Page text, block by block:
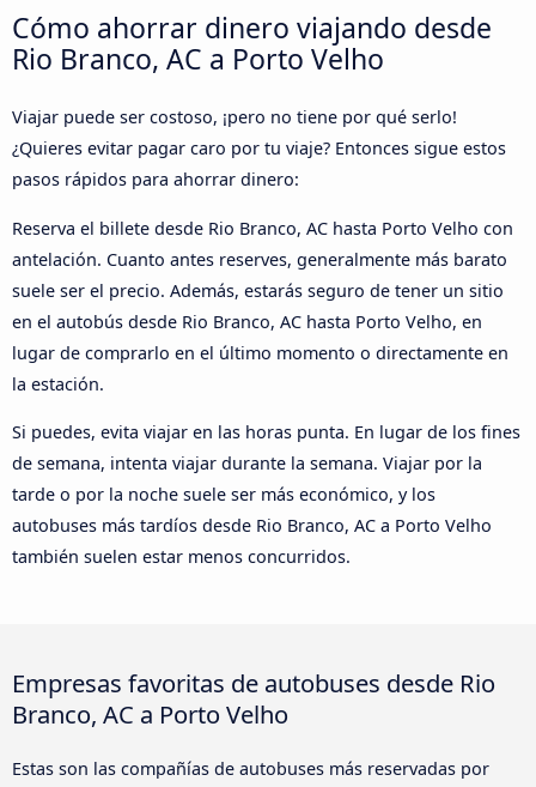
Cómo ahorrar dinero viajando desde
Rio Branco, AC a Porto Velho
Viajar puede ser costoso, ¡pero no tiene por qué serlo!
¿Quieres evitar pagar caro por tu viaje? Entonces sigue estos
pasos rápidos para ahorrar dinero:
Reserva el billete desde Rio Branco, AC hasta Porto Velho con
antelación. Cuanto antes reserves, generalmente más barato
suele ser el precio. Además, estarás seguro de tener un sitio
en el autobús desde Rio Branco, AC hasta Porto Velho, en
lugar de comprarlo en el último momento o directamente en
la estación.
Si puedes, evita viajar en las horas punta. En lugar de los fines
de semana, intenta viajar durante la semana. Viajar por la
tarde o por la noche suele ser más económico, y los
autobuses más tardíos desde Rio Branco, AC a Porto Velho
también suelen estar menos concurridos.
Empresas favoritas de autobuses desde Rio
Branco, AC a Porto Velho
Estas son las compañías de autobuses más reservadas por